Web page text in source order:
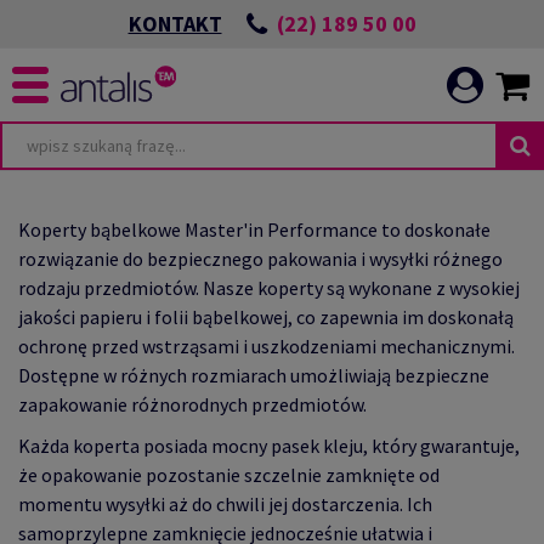
KONTAKT (22) 189 50 00
Koperty bąbelkowe Master'in Performance to doskonałe
rozwiązanie do bezpiecznego pakowania i wysyłki różnego
rodzaju przedmiotów. Nasze koperty są wykonane z wysokiej
jakości papieru i folii bąbelkowej, co zapewnia im doskonałą
ochronę przed wstrząsami i uszkodzeniami mechanicznymi.
Dostępne w różnych rozmiarach umożliwiają bezpieczne
zapakowanie różnorodnych przedmiotów.
Każda koperta posiada mocny pasek kleju, który gwarantuje,
że opakowanie pozostanie szczelnie zamknięte od
momentu wysyłki aż do chwili jej dostarczenia. Ich
samoprzylepne zamknięcie jednocześnie ułatwia i